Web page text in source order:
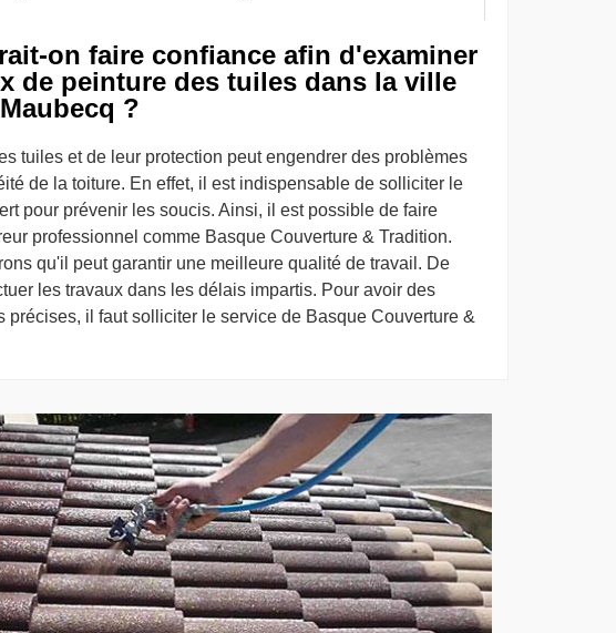
on faire confiance afin d'examiner
de peinture des tuiles dans la ville
?
tuiles et de leur protection peut engendrer des problèmes
de la toiture. En effet, il est indispensable de solliciter le
pour prévenir les soucis. Ainsi, il est possible de faire
professionnel comme Basque Couverture & Tradition.
qu'il peut garantir une meilleure qualité de travail. De
les travaux dans les délais impartis. Pour avoir des
précises, il faut solliciter le service de Basque Couverture &